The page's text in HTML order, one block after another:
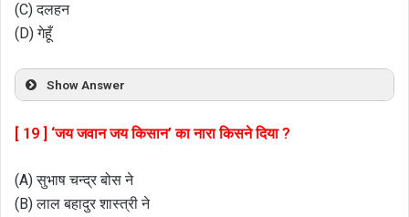
(C) दलहन
(D) गेहूँ
Show Answer
[ 19 ] ‘जय जवान जय किसान’ का नारा किसने दिया ?
(A) सुभाष चन्द्र बोस ने
(B) लाल बहादुर शास्त्री ने